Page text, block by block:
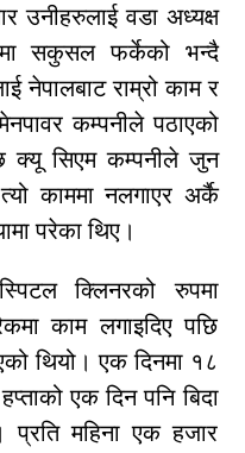
सुचना सन्देश
जुम्लाको सुचना
वडा अध्यक्ष
सकुसल फर्केको भन्दै
नेपालबाट राम्रो काम र
कम्पनीले पठाएको
क्यू सिएम कम्पनीले जुन
काममा नलगाएर अर्कै
परेका थिए।
क्लिनरको रुपमा
काम लगाइदिए पछि
थियो। एक दिनमा १८
एक दिन पनि बिदा
प्रति महिना एक हजार